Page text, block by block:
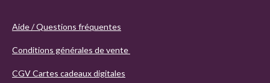
Aide / Questions fréquentes
Conditions générales de vente
CGV Cartes cadeaux digitales